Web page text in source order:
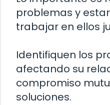
problemas y
trabajar en ellos
Identifiquen los
afectando su
compromiso
soluciones.